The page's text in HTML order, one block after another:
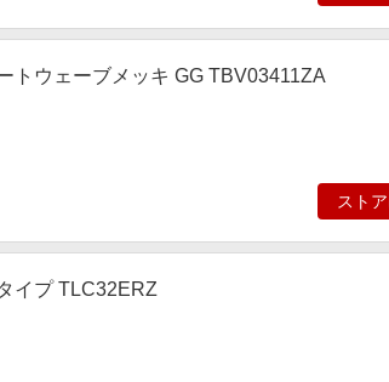
トウェーブメッキ GG TBV03411ZA
スト
イプ TLC32ERZ